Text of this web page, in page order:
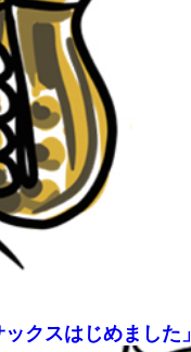
クスはじめました」